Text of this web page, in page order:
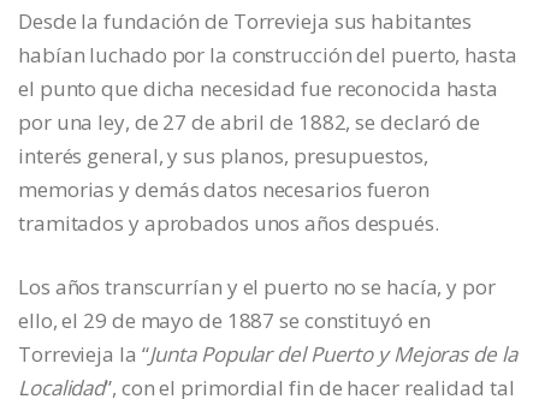
Desde la fundación de Torrevieja sus habitantes
habían luchado por la construcción del puerto, hasta
el punto que dicha necesidad fue reconocida hasta
por una ley, de 27 de abril de 1882, se declaró de
interés general, y sus planos, presupuestos,
memorias y demás datos necesarios fueron
tramitados y aprobados unos años después.
Los años transcurrían y el puerto no se hacía, y por
ello, el 29 de mayo de 1887 se constituyó en
Torrevieja la “Junta Popular del Puerto y Mejoras de la
Localidad”, con el primordial fin de hacer realidad tal